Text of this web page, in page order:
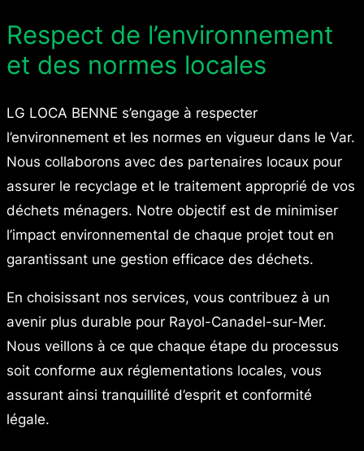
Respect de l’environnement
et des normes locales
LG LOCA BENNE s’engage à respecter
l’environnement et les normes en vigueur dans le Var.
Nous collaborons avec des partenaires locaux pour
assurer le recyclage et le traitement approprié de vos
déchets ménagers. Notre objectif est de minimiser
l’impact environnemental de chaque projet tout en
garantissant une gestion efficace des déchets.
En choisissant nos services, vous contribuez à un
avenir plus durable pour Rayol-Canadel-sur-Mer.
Nous veillons à ce que chaque étape du processus
soit conforme aux réglementations locales, vous
assurant ainsi tranquillité d’esprit et conformité
légale.